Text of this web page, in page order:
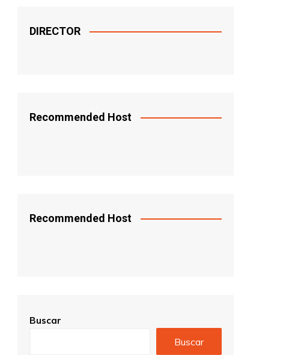
DIRECTOR
Recommended Host
Recommended Host
Buscar
Buscar